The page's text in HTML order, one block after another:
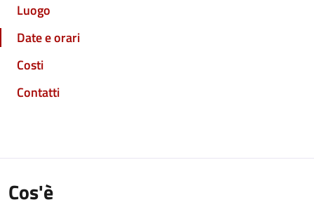
Luogo
Date e orari
Costi
Contatti
Cos'è